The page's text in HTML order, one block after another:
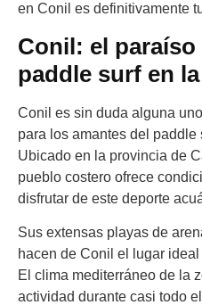
en Conil es definitivamente
Conil: el
paddle surf en
Conil es sin duda alguna
para los amantes del paddle
Ubicado en la provincia de
pueblo costero ofrece
disfrutar de este deporte
Sus extensas playas de
hacen de Conil el lugar
El clima mediterráneo de la
actividad durante casi todo